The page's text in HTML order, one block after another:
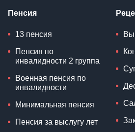
Пенсия
13 пенсия
Пенсия по
инвалидности 2 группа
Военная пенсия по
инвалидности
Минимальная пенсия
Пенсия за выслугу лет